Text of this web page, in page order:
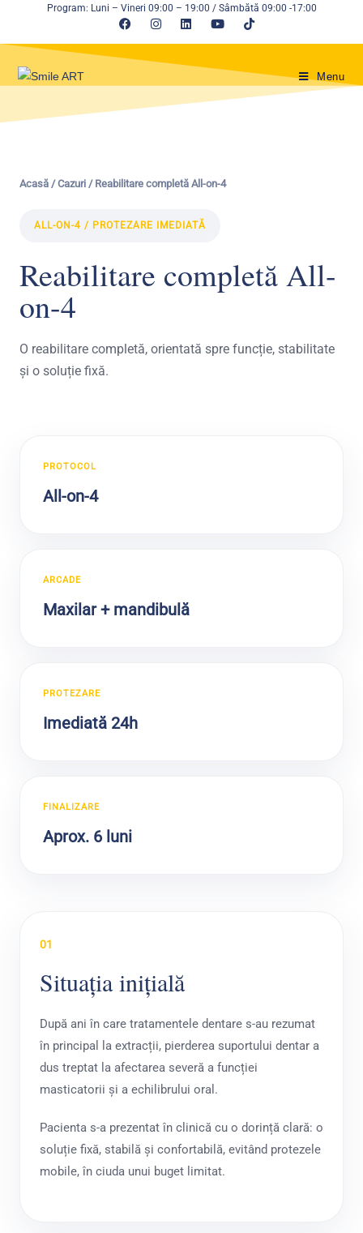
Program: Luni – Vineri 09:00 – 19:00 / Sâmbătă 09:00 -17:00
Menu
Acasă / Cazuri / Reabilitare completă All-on-4
ALL-ON-4 / PROTEZARE IMEDIATĂ
Reabilitare completă All-
on-4
O reabilitare completă, orientată spre funcție, stabilitate
și o soluție fixă.
PROTOCOL
All-on-4
ARCADE
Maxilar + mandibulă
PROTEZARE
Imediată 24h
FINALIZARE
Aprox. 6 luni
01
Situația inițială
După ani în care tratamentele dentare s-au rezumat
în principal la extracții, pierderea suportului dentar a
dus treptat la afectarea severă a funcției
masticatorii și a echilibrului oral.
Pacienta s-a prezentat în clinică cu o dorință clară: o
soluție fixă, stabilă și confortabilă, evitând protezele
mobile, în ciuda unui buget limitat.